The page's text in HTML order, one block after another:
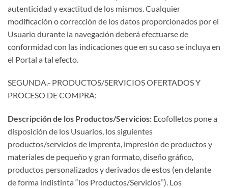
autenticidad y exactitud de los mismos. Cualquier
modificación o corrección de los datos proporcionados por el
Usuario durante la navegación deberá efectuarse de
conformidad con las indicaciones que en su caso se incluya en
el Portal a tal efecto.
SEGUNDA.- PRODUCTOS/SERVICIOS OFERTADOS Y
PROCESO DE COMPRA:
Descripción de los Productos/Servicios: Ecofolletos pone a
disposición de los Usuarios, los siguientes
productos/servicios de imprenta, impresión de productos y
materiales de pequeño y gran formato, diseño gráfico,
productos personalizados y derivados de estos (en delante
de forma indistinta “los Productos/Servicios”). Los